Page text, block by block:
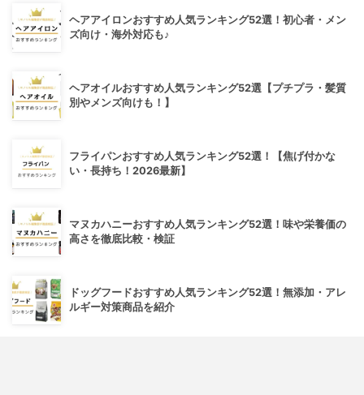
ヘアアイロンおすすめ人気ランキング52選！初心者・メン
ズ向け・海外対応も♪
ヘアオイルおすすめ人気ランキング52選【プチプラ・髪質
別やメンズ向けも！】
フライパンおすすめ人気ランキング52選！【焦げ付かな
い・長持ち！2026最新】
マヌカハニーおすすめ人気ランキング52選！味や栄養価の
高さを徹底比較・検証
ドッグフードおすすめ人気ランキング52選！無添加・アレ
ルギー対策商品を紹介